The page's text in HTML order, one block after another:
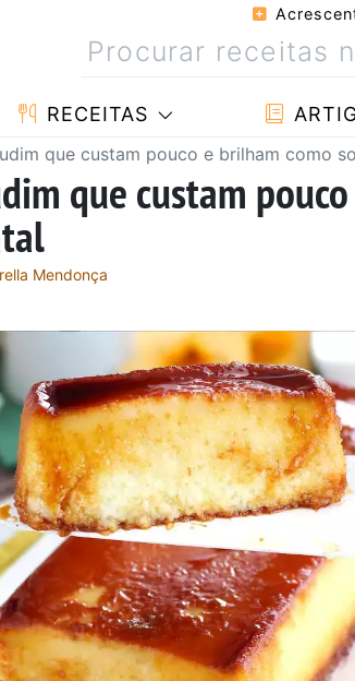
RECEITAS
que custam pouco e brilham como
que custam
Mendonça